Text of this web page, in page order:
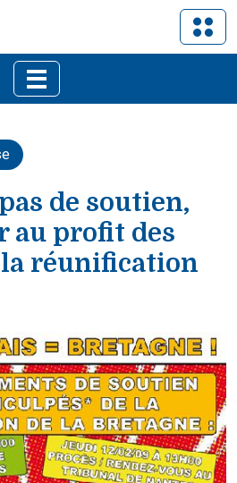
de soutien,
au profit des
réunification